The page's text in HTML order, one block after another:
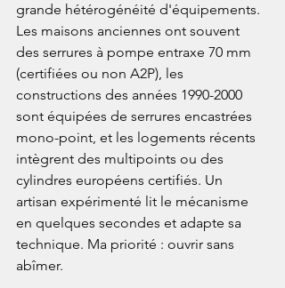
grande hétérogénéité d'équipements.
Les maisons anciennes ont souvent
des serrures à pompe entraxe 70 mm
(certifiées ou non A2P), les
constructions des années 1990-2000
sont équipées de serrures encastrées
mono-point, et les logements récents
intègrent des multipoints ou des
cylindres européens certifiés. Un
artisan expérimenté lit le mécanisme
en quelques secondes et adapte sa
technique. Ma priorité : ouvrir sans
abîmer.